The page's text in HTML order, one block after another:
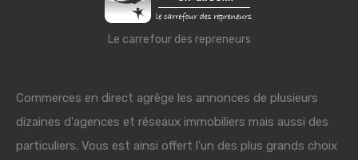
Le carrefour des repreneurs
Commerces en direct agrège les annonces de plusieurs
dizaines d'agences et réseaux immobiliers mais aussi des
particuliers. Vous est ainsi offert l'un des plus grands choix